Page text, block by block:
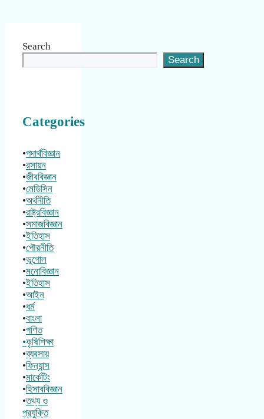
Search
Search
Categories
•পদার্থবিজ্ঞান
•রসায়ন
•জীববিজ্ঞান
•মেডিসিন
•অর্থনীতি
•রাষ্ট্রবিজ্ঞান
•সমাজবিজ্ঞান
•ইতিহাস
•পৌরনীতি
•ভূগোল
•মনোবিজ্ঞান
•ইতিহাস
•আইন
•ধর্ম
•বাংলা
•গণিত
•কৃষিশিক্ষা
•ব্যবসায়
•ফিন্যান্স
•মার্কেটিং
•হিসাববিজ্ঞান
•তথ্য ও
প্রযুক্তি